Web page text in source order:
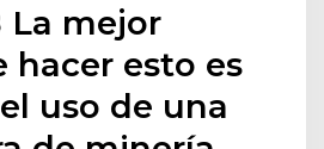
La mejor
hacer esto es
uso de una